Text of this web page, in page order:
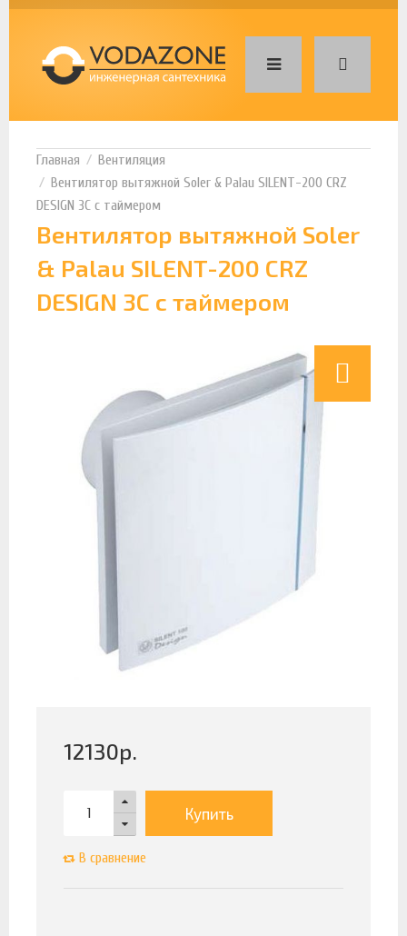
Вентиляция
Вентилятор вытяжной Soler & Palau SILENT-200 CRZ
DESIGN 3C с таймером
Вентилятор вытяжной Soler
& Palau SILENT-200 CRZ
DESIGN 3C с таймером
12130р.
Купить
В сравнение